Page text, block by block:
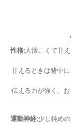
性格:人懐こくて甘
甘えるときは背中
伝える力が強く、
運動神経:少し鈍め